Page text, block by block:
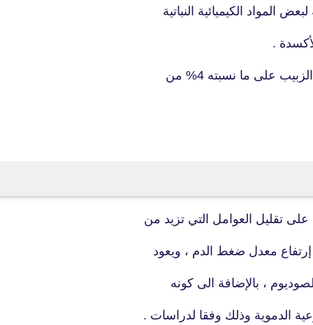
المواد الكيميائية النباتية
.
على ما نسبته 4% من
تقليل العوامل التي تزيد من
معدل ضغط الدم ، ويعود
، بالإضافة الى كونه
الدموية وذلك وفقا لدراسات .